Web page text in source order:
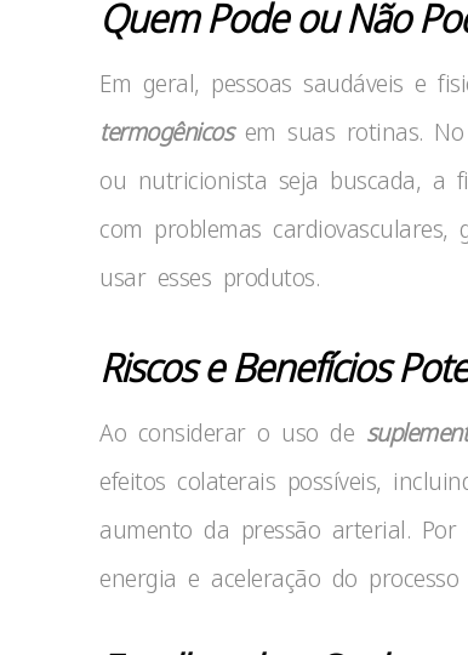
Quem Pode ou Não
Em geral, pessoas saudáveis e
termogênicosem suas rotinas.
ou nutricionista seja buscada, a
com problemas cardiovasculares,
usar esses produtos.
Riscos e Benefícios
Ao considerar o uso de
efeitos colaterais possíveis,
aumento da pressão arterial.
energia e aceleração do